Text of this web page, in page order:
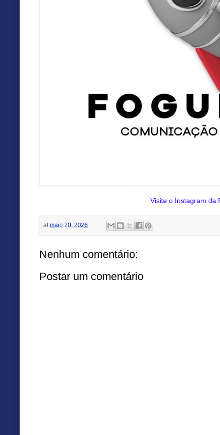
Visite o Instagram da
at maio 20, 2026
Nenhum comentário:
Postar um comentário